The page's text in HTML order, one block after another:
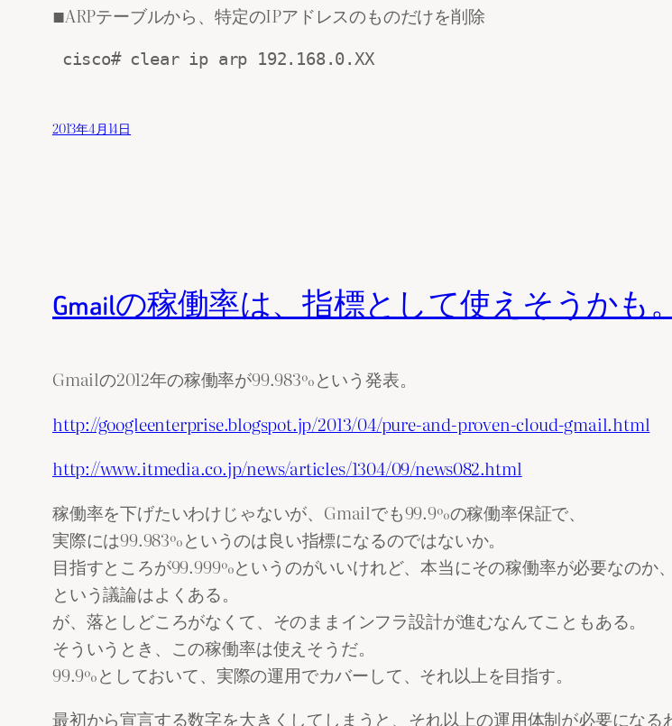
■ARPテーブルから、特定のIPアドレスのものだけを削除
cisco# clear ip arp 192.168.0.XX
2013年4月14日
Gmailの稼働率は、指標として使えそうかも。
Gmailの2012年の稼働率が99.983%という発表。
http://googleenterprise.blogspot.jp/2013/04/pure-and-proven-cloud-gmail.html
http://www.itmedia.co.jp/news/articles/1304/09/news082.html
稼働率を下げたいわけじゃないが、Gmailでも99.9%の稼働率保証で、
実際には99.983%というのは良い指標になるのではないか。
目指すところが99.999%というのがいいけれど、本当にその稼働率が必要なのか、
という議論はよくある。
が、落としどころがなくて、そのままインフラ設計が進むなんてこともある。
そういうとき、この稼働率は使えそうだ。
99.9%としておいて、実際の運用でカバーして、それ以上を目指す。
最初から宣言する数字を大きくしてしまうと、それ以上の運用体制が必要になる